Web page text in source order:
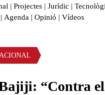
| Projectes | Jurídic |
| Agenda | Opinió | Vídeos
notícia
“Contra